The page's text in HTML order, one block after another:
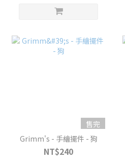
售完
Grimm's - 手繪擺件 - 狗
NT$240